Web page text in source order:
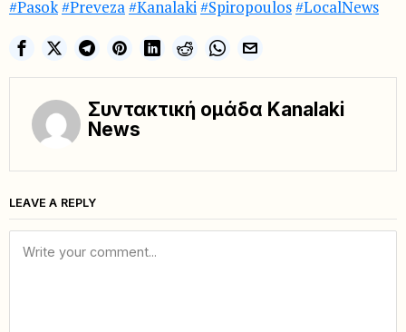
#Pasok#Preveza#Kanalaki#Spiropoulos#LocalNews
Συντακτική ομάδα Kanalaki
News
LEAVE A REPLY